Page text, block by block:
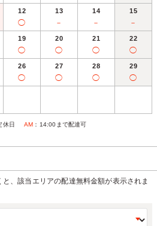
12
◯
13
－
14
－
15
－
19
◯
20
◯
21
◯
22
◯
26
◯
27
◯
28
◯
29
◯
休日 AM ：14:00まで配達可
、該当エリアの配達無料金額が表示されま